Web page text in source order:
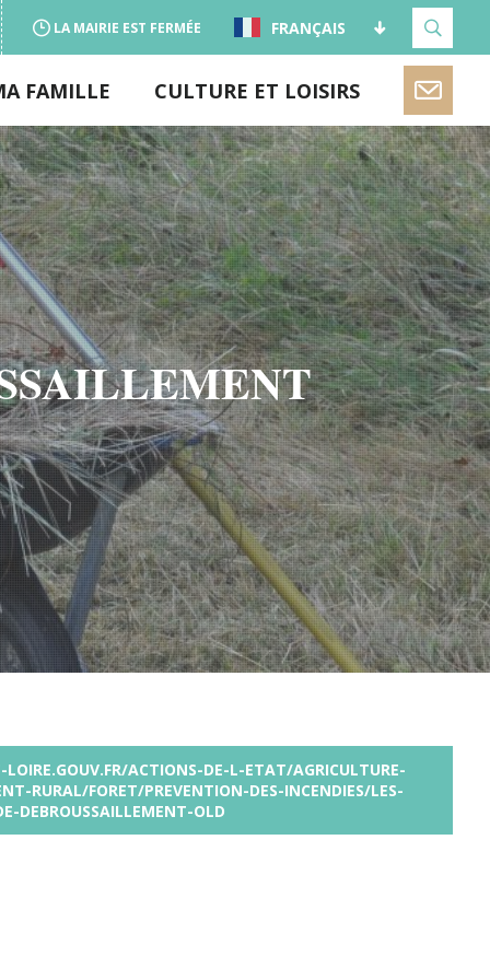
FAMILLE CULTURE ET LOISIRS
LA MAIRIE EST FERMÉE FRANÇAIS
ACTIONS-DE-L-ETAT/AGRICULTURE-
RURAL/FORET/PREVENTION-DES-INCENDIES/LES-
DEBROUSSAILLEMENT-OLD